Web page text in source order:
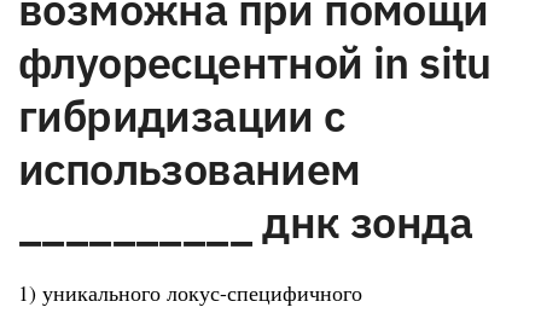
флуоресцентной in situ
гибридизации с
использованием
__________ днк зонда
1) уникального локус-специфичного